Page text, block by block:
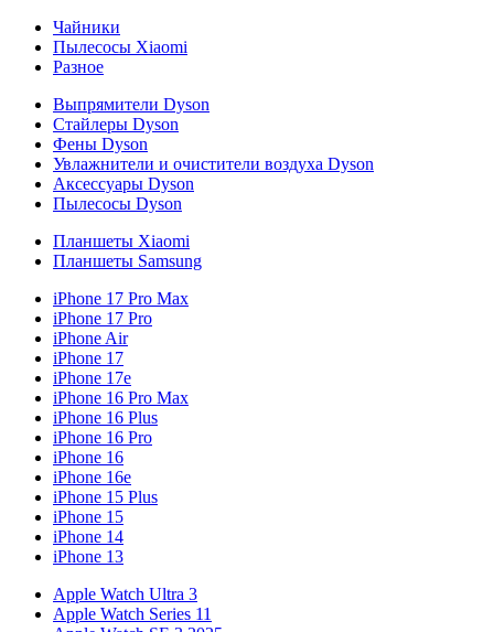
Чайники
Пылесосы Xiaomi
Разное
Выпрямители Dyson
Стайлеры Dyson
Фены Dyson
Увлажнители и очистители воздуха Dyson
Аксессуары Dyson
Пылесосы Dyson
Планшеты Xiaomi
Планшеты Samsung
iPhone 17 Pro Max
iPhone 17 Pro
iPhone Air
iPhone 17
iPhone 17e
iPhone 16 Pro Max
iPhone 16 Plus
iPhone 16 Pro
iPhone 16
iPhone 16e
iPhone 15 Plus
iPhone 15
iPhone 14
iPhone 13
Apple Watch Ultra 3
Apple Watch Series 11